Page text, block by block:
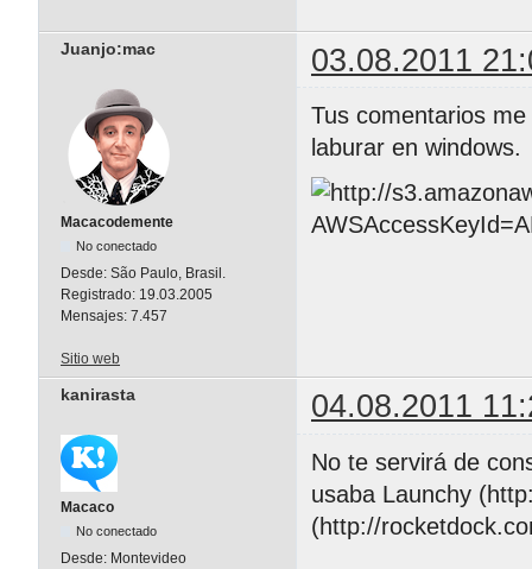
Juanjo:mac 03.08.2011
Macacodemente
No conectado
Desde: São Paulo, Brasil.
Registrado: 19.03.2005
Mensajes: 7.457
Tus comentarios
laburar en windows.
Sitio web
kanirasta 04.08.2011
Macaco
No conectado
Desde: Montevideo
No te servirá de
usaba Launchy
(http://